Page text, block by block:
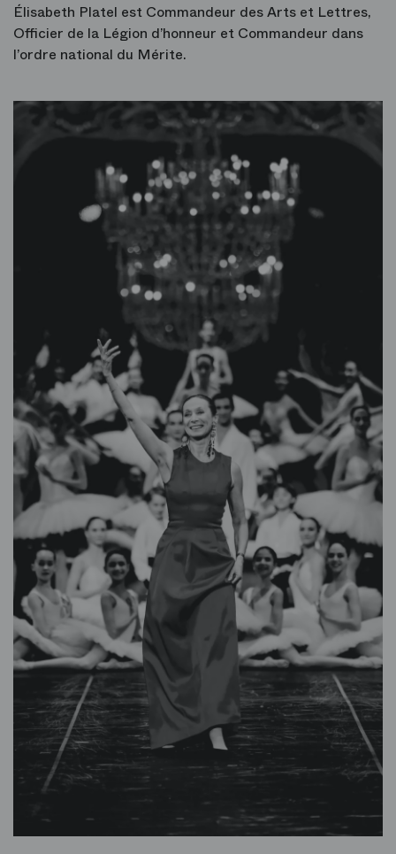
Élisabeth Platel est Commandeur des Arts et Lettres,
Officier de la Légion d’honneur et Commandeur dans
l’ordre national du Mérite.